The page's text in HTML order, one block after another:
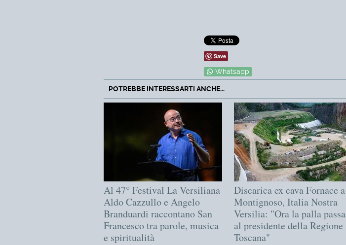
Save
Whatsapp
POTREBBE INTERESSARTI ANCHE...
Al 47° Festival La Versiliana
Aldo Cazzullo e Angelo
Branduardi raccontano San
Francesco tra parole, musica
e spiritualità
Discarica ex cava Fornace a
Montignoso, Italia Nostra
Versilia: "Ora la palla passa
al presidente della Regione
Toscana"